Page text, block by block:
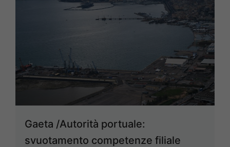
Gaeta /Autorità portuale:
svuotamento competenze filiale